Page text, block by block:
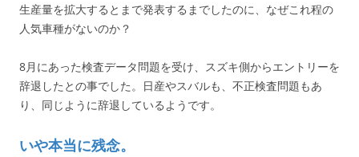
生産量を拡大するとまで発表するまでしたのに、なぜこれ程の
人気車種がないのか？
8月にあった検査データ問題を受け、スズキ側からエントリーを
辞退したとの事でした。日産やスバルも、不正検査問題もあ
り、同じように辞退しているようです。
いや本当に残念。